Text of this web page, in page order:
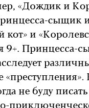
«Дождик и
сыщик
и
9+. Принцесса-
не буду писать